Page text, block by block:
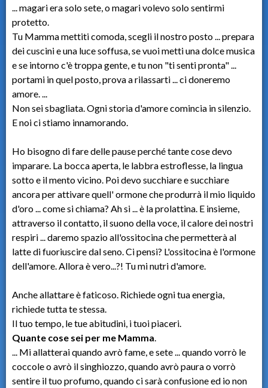
... magari era solo sete, o magari volevo solo sentirmi
protetto.
Tu Mamma mettiti comoda, scegli il nostro posto ... prepara
dei cuscini e una luce soffusa, se vuoi metti una dolce musica
e se intorno c'è troppa gente, e tu non "ti senti pronta" ...
portami in quel posto, prova a rilassarti ... ci doneremo
amore. ...
Non sei sbagliata. Ogni storia d'amore comincia in silenzio.
E noi ci stiamo innamorando.
Ho bisogno di fare delle pause perché tante cose devo
imparare. La bocca aperta, le labbra estroflesse, la lingua
sotto e il mento vicino. Poi devo succhiare e succhiare
ancora per attivare quell' ormone che produrrà il mio liquido
d'oro ... come si chiama? Ah si ... è la prolattina. E insieme,
attraverso il contatto, il suono della voce, il calore dei nostri
respiri ... daremo spazio all'ossitocina che permetterà al
latte di fuoriuscire dal seno. Ci pensi? L'ossitocina è l'ormone
dell'amore. Allora è vero...?! Tu mi nutri d'amore.
Anche allattare è faticoso. Richiede ogni tua energia,
richiede tutta te stessa.
Il tuo tempo, le tue abitudini, i tuoi piaceri.
Quante cose sei per me Mamma.
... Mi allatterai quando avrò fame, e sete ... quando vorrò le
coccole o avrò il singhiozzo, quando avrò paura o vorrò
sentire il tuo profumo, quando ci sarà confusione ed io non